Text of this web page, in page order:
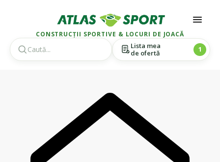
CONSTRUCȚII SPORTIVE & LOCURI DE JOACĂ
Lista mea
de ofertă
1